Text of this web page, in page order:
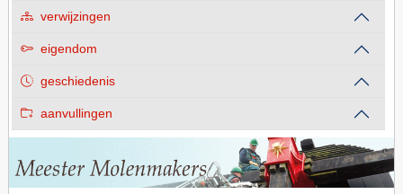
verwijzingen
eigendom
geschiedenis
aanvullingen